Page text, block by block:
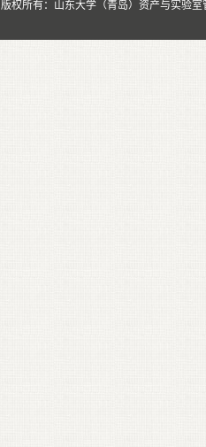
版权所有：山东大学（青岛）资产与实验